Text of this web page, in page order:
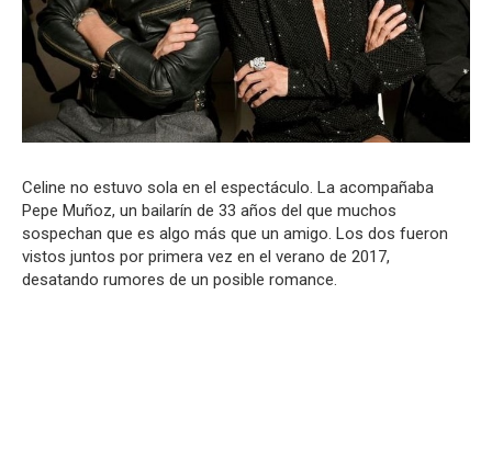
Celine no estuvo sola en el espectáculo. La acompañaba
Pepe Muñoz, un bailarín de 33 años del que muchos
sospechan que es algo más que un amigo. Los dos fueron
vistos juntos por primera vez en el verano de 2017,
desatando rumores de un posible romance.